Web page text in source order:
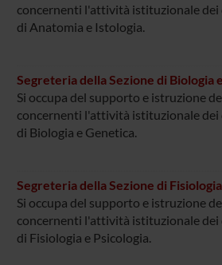
concernenti l'attività istituzionale dei
di Anatomia e Istologia.
Segreteria della Sezione di Biologia
Si occupa del supporto e istruzione
concernenti l'attività istituzionale dei
di Biologia e Genetica.
Segreteria della Sezione di
Si occupa del supporto e istruzione
concernenti l'attività istituzionale dei
di Fisiologia e Psicologia.